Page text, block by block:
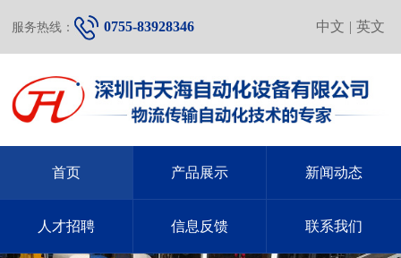
中文 | 英文
服务热线： 0755-83928346
首页 产品展示 新闻动态
人才招聘 信息反馈 联系我们